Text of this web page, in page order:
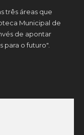
três áreas que
Municipal de
de apontar
para o futuro".